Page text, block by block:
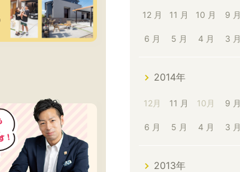
12 月 11 月 10 月 9 月
6 月 5 月 4 月 3 月
2014年
12月 11 月 10月 9 月
6 月 5 月 4 月 3 月
2013年